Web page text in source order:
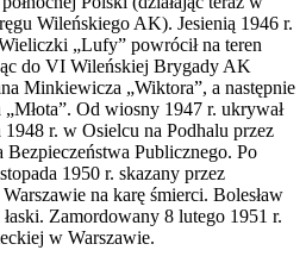
Wileńskiego AK). Jesienią 1946 r.
„Lufy” powrócił na teren
do VI Wileńskiej Brygady AK
Minkiewicza „Wiktora”, a następnie
„Młota”. Od wiosny 1947 r. ukrywał
r. w Osielcu na Podhalu przez
Publicznego. Po
1950 r. skazany przez
na karę śmierci. Bolesław
Zamordowany 8 lutego 1951 r.
w Warszawie.